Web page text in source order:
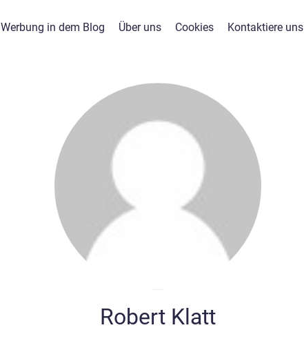
Werbung in dem Blog Über uns Cookies Kontaktiere uns
Robert Klatt